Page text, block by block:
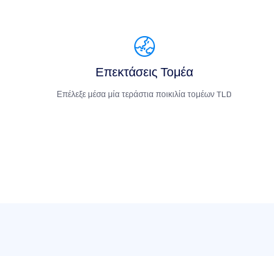
Επεκτάσεις Τομέα
Επέλεξε μέσα μία τεράστια ποικιλία τομέων TLD